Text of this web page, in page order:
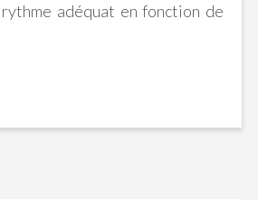
adéquat en fonction de